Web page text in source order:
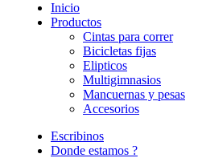
Inicio
Productos
Cintas para correr
Bicicletas fijas
Elipticos
Multigimnasios
Mancuernas y pesas
Accesorios
Escribinos
Donde estamos ?